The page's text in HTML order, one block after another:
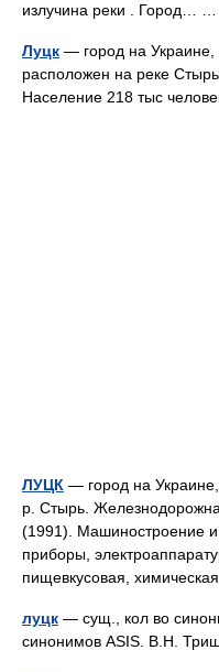
излучина реки . Город…
Луцк — город на Украине,
расположен на реке
Население 218 тыс
ЛУЦК — город на
р. Стырь.
(1991). Машиностроение и
приборы,
пищевкусовая,
луцк — сущ., кол во
синонимов ASIS. В.Н.